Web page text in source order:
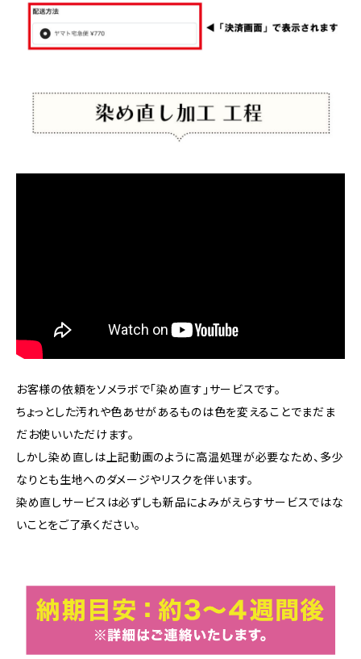
お客様の依頼をソメラボで「染め直す」サービスです。
ちょっとした汚れや色あせがあるものは色を変えることでまだま
だお使いいただけます。
しかし染め直しは上記動画のように高温処理が必要なため、多少
なりとも生地へのダメージやリスクを伴います。
染め直しサービスは必ずしも新品によみがえらすサービスではな
いことをご了承ください。